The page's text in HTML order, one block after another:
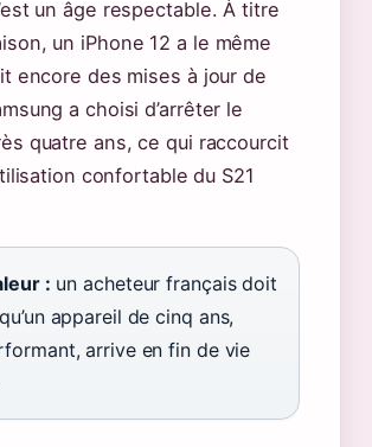
un âge respectable. À titre
un iPhone 12 a le même
encore des mises à jour de
a choisi d’arrêter le
quatre ans, ce qui raccourcit
confortable du S21
: un acheteur français doit
appareil de cinq ans,
arrive en fin de vie